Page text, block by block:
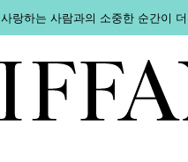
사랑하는 사람과의 소중한 순간이